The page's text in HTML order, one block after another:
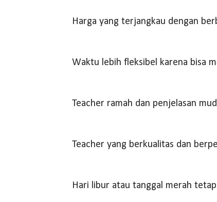
Harga yang terjangkau dengan
Waktu lebih fleksibel karena bisa
Teacher ramah dan penjelasan
Teacher yang berkualitas dan
Hari libur atau tanggal merah